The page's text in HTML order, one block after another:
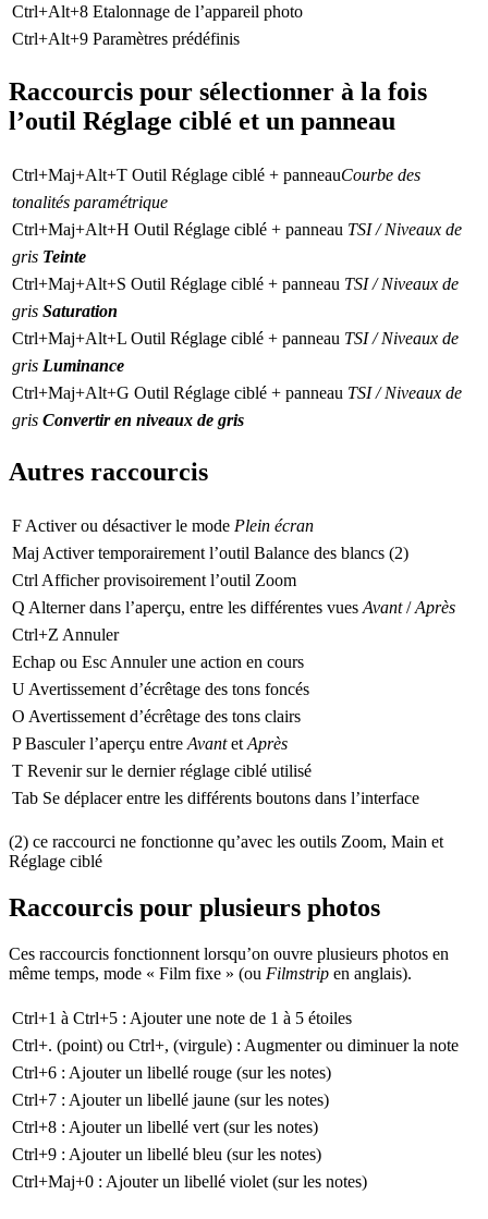
Ctrl+Alt+8 Etalonnage de l’appareil photo
Ctrl+Alt+9 Paramètres prédéfinis
Raccourcis pour sélectionner à la fois
l’outil Réglage ciblé et un panneau
Ctrl+Maj+Alt+T Outil Réglage ciblé + panneauCourbe des
tonalités paramétrique
Ctrl+Maj+Alt+H Outil Réglage ciblé + panneau TSI / Niveaux de
gris Teinte
Ctrl+Maj+Alt+S Outil Réglage ciblé + panneau TSI / Niveaux de
gris Saturation
Ctrl+Maj+Alt+L Outil Réglage ciblé + panneau TSI / Niveaux de
gris Luminance
Ctrl+Maj+Alt+G Outil Réglage ciblé + panneau TSI / Niveaux de
gris Convertir en niveaux de gris
Autres raccourcis
F Activer ou désactiver le mode Plein écran
Maj Activer temporairement l’outil Balance des blancs (2)
Ctrl Afficher provisoirement l’outil Zoom
Q Alterner dans l’aperçu, entre les différentes vues Avant/Après
Ctrl+Z Annuler
Echap ou Esc Annuler une action en cours
U Avertissement d’écrêtage des tons foncés
O Avertissement d’écrêtage des tons clairs
PBasculer l’aperçu entre Avantet Après
T Revenir sur le dernier réglage ciblé utilisé
Tab Se déplacer entre les différents boutons dans l’interface
(2) ce raccourci ne fonctionne qu’avec les outils Zoom, Main et
Réglage ciblé
Raccourcis pour plusieurs photos
Ces raccourcis fonctionnent lorsqu’on ouvre plusieurs photos en
même temps, mode « Film fixe » (ou Filmstrip en anglais).
Ctrl+1 à Ctrl+5 : Ajouter une note de 1 à 5 étoiles
Ctrl+. (point) ou Ctrl+, (virgule) : Augmenter ou diminuer la note
Ctrl+6 : Ajouter un libellé rouge (sur les notes)
Ctrl+7 : Ajouter un libellé jaune (sur les notes)
Ctrl+8 : Ajouter un libellé vert (sur les notes)
Ctrl+9 : Ajouter un libellé bleu (sur les notes)
Ctrl+Maj+0 : Ajouter un libellé violet (sur les notes)